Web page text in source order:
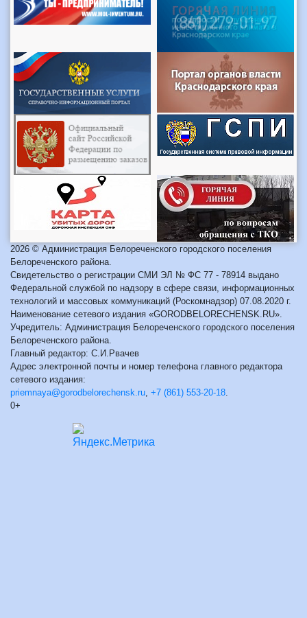
2026 © Администрация Белореченского городского поселения
Белореченского района.
Свидетельство о регистрации СМИ ЭЛ № ФС 77 - 78914 выдано
Федеральной службой по надзору в сфере связи, информационных
технологий и массовых коммуникаций (Роскомнадзор) 07.08.2020 г.
Наименование сетевого издания «GORODBELORECHENSK.RU».
Учредитель: Администрация Белореченского городского поселения
Белореченского района.
Главный редактор: С.И.Рвачев
Адрес электронной почты и номер телефона главного редактора
сетевого издания:
priemnaya@gorodbelorechensk.ru +7 (861) 553-20-18
0+